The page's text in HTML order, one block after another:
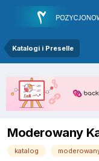
Katalogi i Preselle
Moderowany
katalog